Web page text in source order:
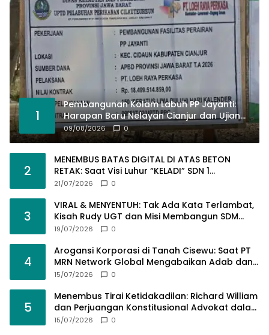
1
Pembangunan Kolam Labuh PP Jayanti:
Harapan Baru Nelayan Cianjur dan Ujian
Kemanusiaan Berlandaskan Hukum!
09/08/2026 0
2
MENEMBUS BATAS DIGITAL DI ATAS BETON
RETAK: Saat Visi Luhur “KELADI” SDN 1
Pamalayan Dihantam Dugaan Pembangunan
21/07/2026 0
3
VIRAL & MENYENTUH: Tak Ada Kata Terlambat,
Kisah Rudy UGT dan Misi Membangun SDM
Bangsa Lewat Kuliah Jarak Jauh
19/07/2026 0
4
Arogansi Korporasi di Tanah Cisewu: Saat PT
MRN Network Global Mengabaikan Adab dan
Hukum
15/07/2026 0
5
Menembus Tirai Ketidakadilan: Richard William
dan Perjuangan Konstitusional Advokat dalam
KUHAP Baru
15/07/2026 0